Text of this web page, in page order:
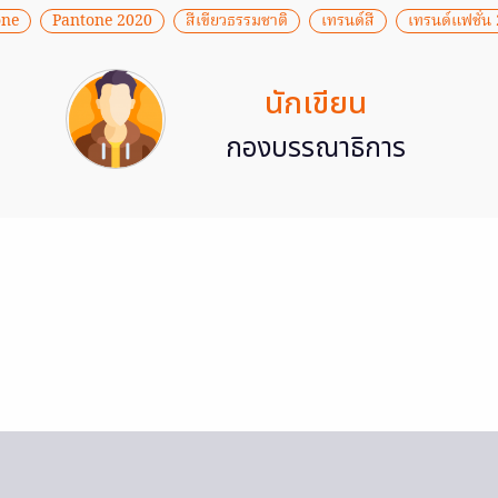
Pantone 2020 สีเขียวธรรมชาติ เทรนด์สี เทรนด์แฟชั่น
นักเขียน
กองบรรณาธิการ